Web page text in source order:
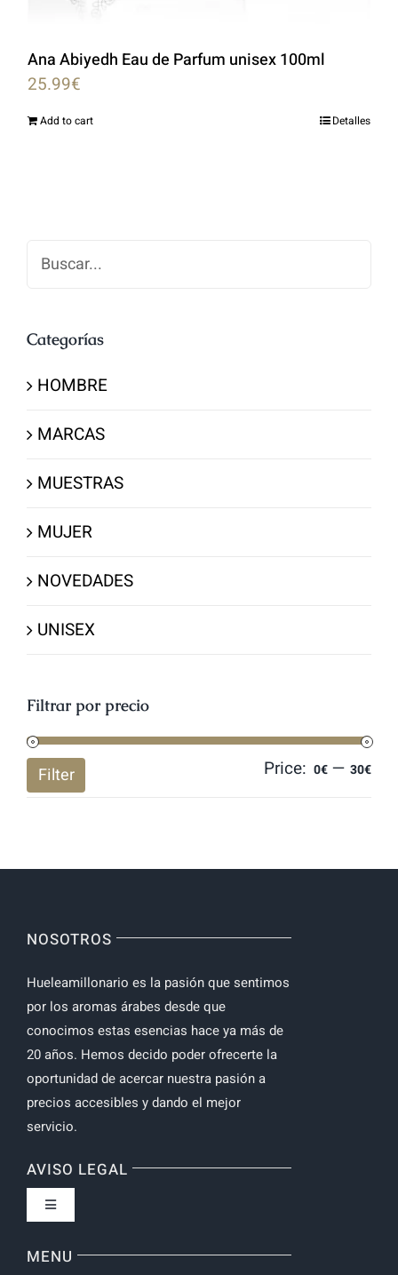
Ana Abiyedh Eau de Parfum unisex 100ml
25.99€
Add to cart Detalles
Buscar
Categorías
HOMBRE
MARCAS
MUESTRAS
MUJER
NOVEDADES
UNISEX
Filtrar por precio
Filter Price: 0€ — 30€
NOSOTROS
Hueleamillonario es la pasión que sentimos
por los aromas árabes desde que
conocimos estas esencias hace ya más de
20 años. Hemos decido poder ofrecerte la
oportunidad de acercar nuestra pasión a
precios accesibles y dando el mejor
servicio.
AVISO LEGAL
Toggle
Política de privacidad
MENU